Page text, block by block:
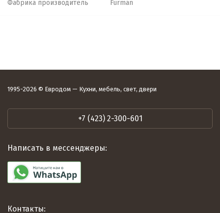
Фабрика производитель Furman
1995-2026 © Евродом — Кухни, мебель, свет, двери
+7 (423) 2-300-601
Написать в мессенджеры:
Контакты: